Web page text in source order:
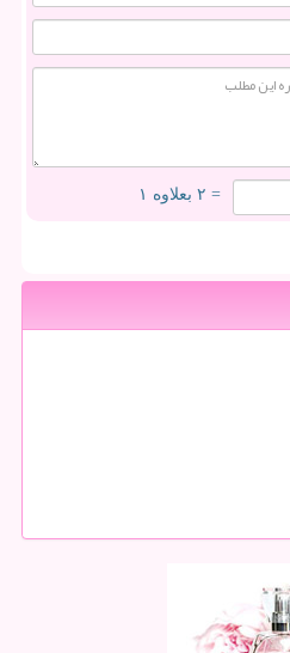
= ۲ بعلاوه ۱